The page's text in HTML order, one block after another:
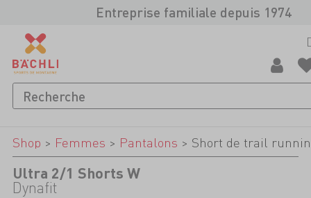
Entreprise familiale depuis 1974
Shop > Femmes > Pantalons > Short de trail
Ultra 2/1 Shorts W
Dynafit